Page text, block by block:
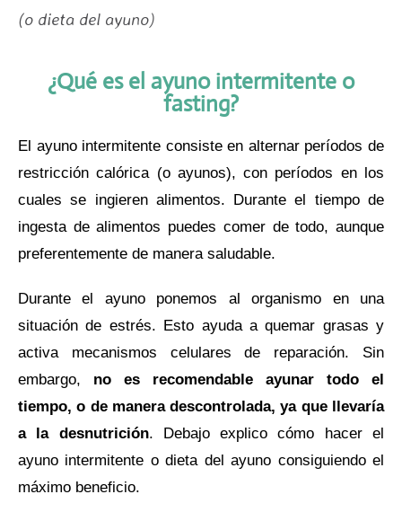
(o dieta del ayuno)
¿Qué es el ayuno intermitente o
fasting?
El ayuno intermitente consiste en alternar períodos de
restricción calórica (o ayunos), con períodos en los
cuales se ingieren alimentos. Durante el tiempo de
ingesta de alimentos puedes comer de todo, aunque
preferentemente de manera saludable.
Durante el ayuno ponemos al organismo en una
situación de estrés. Esto ayuda a quemar grasas y
activa mecanismos celulares de reparación. Sin
embargo, no es recomendable ayunar todo el
tiempo, o de manera descontrolada, ya que llevaría
a la desnutrición. Debajo explico cómo hacer el
ayuno intermitente o dieta del ayuno consiguiendo el
máximo beneficio.